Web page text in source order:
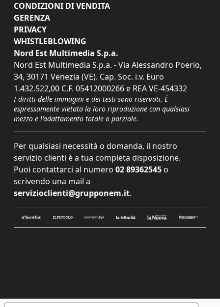
CONDIZIONI DI VENDITA
GERENZA
PRIVACY
WHISTLEBLOWING
Nord Est Multimedia S.p.a.
Nord Est Multimedia S.p.a. - Via Alessandro Poerio,
34, 30171 Venezia (VE). Cap. Soc. i.v. Euro
1.432.522,00 C.F. 05412000266 e REA VE-454332
I diritti delle immagini e dei testi sono riservati. È
espressamente vietata la loro riproduzione con qualsiasi
mezzo e l'adattamento totale o parziale.
Per qualsiasi necessità o domanda, il nostro
servizio clienti è a tua completa disposizione.
Puoi contattarci al numero 02 89362545 o
scrivendo una mail a
servizioclienti@grupponem.it.